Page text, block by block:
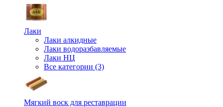
Лаки
Лаки алкидные
Лаки водоразбавляемые
Лаки НЦ
Все категории (3)
Мягкий воск для реставрации